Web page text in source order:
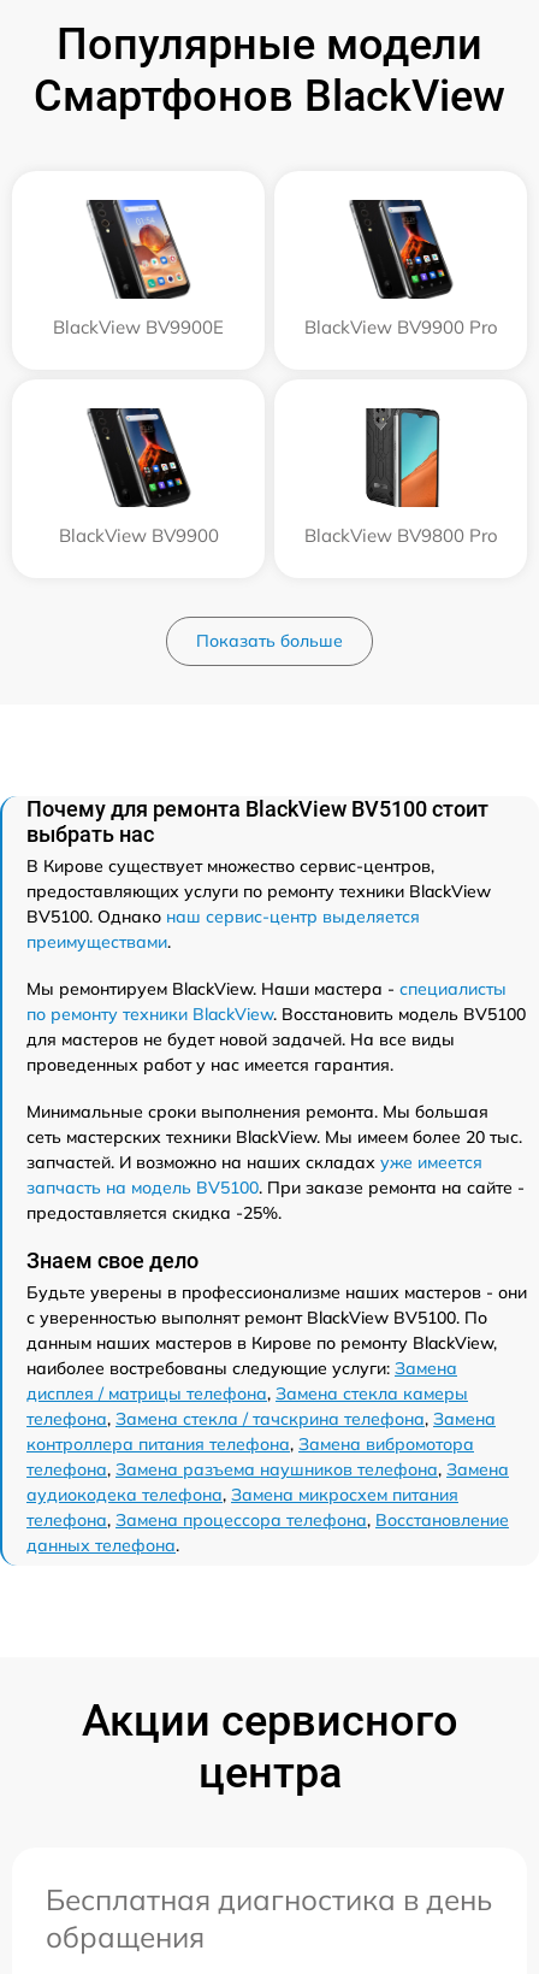
Популярные модели
Смартфонов BlackView
BlackView BV9900E BlackView BV9900 Pro
BlackView BV9900 BlackView BV9800 Pro
Показать больше
Почему для ремонта BlackView BV5100 стоит
выбрать нас
В Кирове существует множество сервис-центров,
предоставляющих услуги по ремонту техники BlackView
BV5100. Однако наш сервис-центр выделяется
преимуществами.
Мы ремонтируем BlackView. Наши мастера - специалисты
по ремонту техники BlackView. Восстановить модель BV5100
для мастеров не будет новой задачей. На все виды
проведенных работ у нас имеется гарантия.
Минимальные сроки выполнения ремонта. Мы большая
сеть мастерских техники BlackView. Мы имеем более 20 тыс.
запчастей. И возможно на наших складах уже имеется
запчасть на модель BV5100. При заказе ремонта на сайте -
предоставляется скидка -25%.
Знаем свое дело
Будьте уверены в профессионализме наших мастеров - они
с уверенностью выполнят ремонт BlackView BV5100. По
данным наших мастеров в Кирове по ремонту BlackView,
наиболее востребованы следующие услуги: Замена
дисплея / матрицы телефона, Замена стекла камеры
телефона, Замена стекла / тачскрина телефона, Замена
контроллера питания телефона, Замена вибромотора
телефона, Замена разъема наушников телефона, Замена
аудиокодека телефона, Замена микросхем питания
телефона, Замена процессора телефона, Восстановление
данных телефона.
Акции сервисного
центра
Бесплатная диагностика в день
обращения